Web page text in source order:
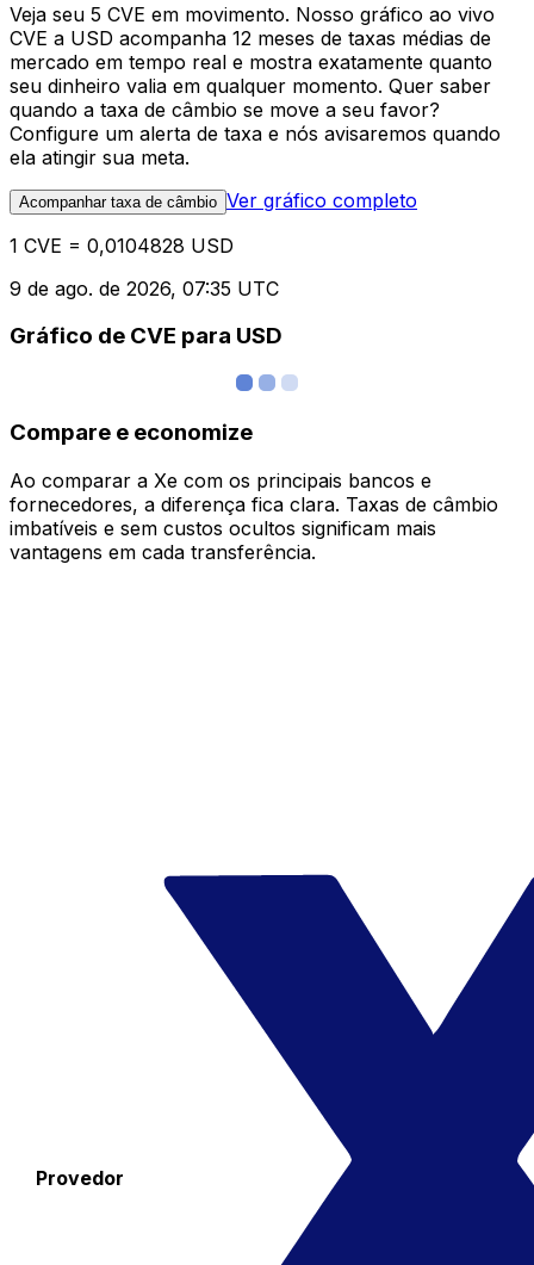
Veja seu 5 CVE em movimento. Nosso gráfico ao vivo
CVE a USD acompanha 12 meses de taxas médias de
mercado em tempo real e mostra exatamente quanto
seu dinheiro valia em qualquer momento. Quer saber
quando a taxa de câmbio se move a seu favor?
Configure um alerta de taxa e nós avisaremos quando
ela atingir sua meta.
Acompanhar taxa de câmbio Ver gráfico completo
1 CVE = 0,0104828 USD
9 de ago. de 2026, 07:35 UTC
Gráfico de CVE para USD
Compare e economize
Ao comparar a Xe com os principais bancos e
fornecedores, a diferença fica clara. Taxas de câmbio
imbatíveis e sem custos ocultos significam mais
vantagens em cada transferência.
Provedor